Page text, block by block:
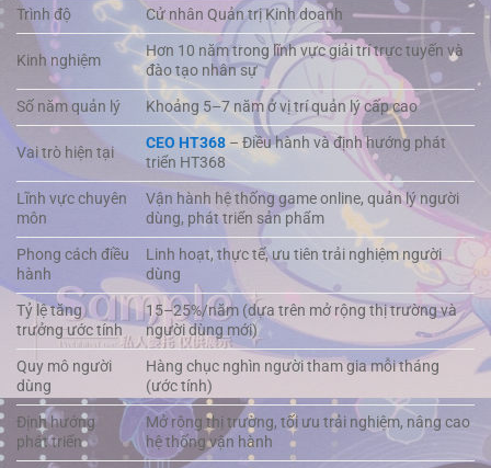
Trình độ
Cử nhân Quản trị Kinh doanh
Kinh nghiệm
Hơn 10 năm trong lĩnh vực giải trí trực tuyến và
đào tạo nhân sự
Số năm quản lý
Khoảng 5–7 năm ở vị trí quản lý cấp cao
Vai trò hiện tại
CEO HT368 – Điều hành và định hướng phát
triển HT368
Lĩnh vực chuyên
môn
Vận hành hệ thống game online, quản lý người
dùng, phát triển sản phẩm
Phong cách điều
hành
Linh hoạt, thực tế, ưu tiên trải nghiệm người
dùng
Tỷ lệ tăng
trưởng ước tính
15–25%/năm (dựa trên mở rộng thị trường và
người dùng mới)
Quy mô người
dùng
Hàng chục nghìn người tham gia mỗi tháng
(ước tính)
Định hướng
phát triển
Mở rộng thị trường, tối ưu trải nghiệm, nâng cao
hệ thống vận hành